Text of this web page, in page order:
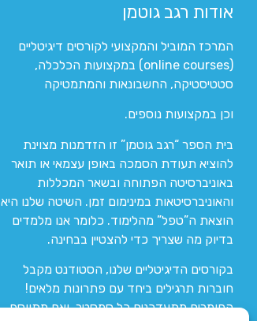
אודות רגב גוטמן
המרכז המוביל והמקצועי לקורסים דיגיטליים
(online courses) במקצועות הכלכלה,
סטטיסטיקה, החשבונאות והמתמטיקה
וכן במקצועות נוספים.
בית הספר “רגב גוטמן” זו הזדמנות מצוינת
להוציא תעודת הסמכה באופן עצמאי או תואר
באוניברסיטה הפתוחה ובשאר המכללות
והאוניברסיטאות במינימום זמן. השיטה שלנו היא
הוצאת ה”טפל” מהלימוד. כלומר אנו מלמדים
בדיוק מה שצריך כדי להצטיין בבחינה.
בקורסים הדיגיטליים שלנו, הסטודנט מקבל
חוברות תרגילים ביחד עם פתרונות מלאים!
החומרים מתעדכנים כל סמסטר, ואם מתווסף